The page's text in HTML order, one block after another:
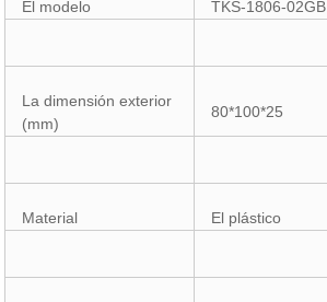
El modelo TKS-1806-02GB
La dimensión exterior
(mm)
80*100*25
Material El plástico